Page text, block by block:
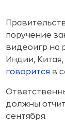
поручение
видеоигр на
Индии,
говорится в
должны
сентября.